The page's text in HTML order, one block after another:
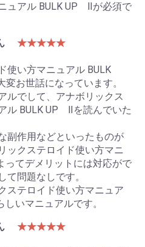
ュアル BULK UP Ⅱが必須で
★★★★★
使い方マニュアル BULK
変お世話になっています。
ルでして、アナボリックス
ル BULK UP Ⅱを読んでいた
副作用などといったものが
ックステロイド使い方マニ
てデメリットには対応がで
て問題なしです。
ステロイド使い方マニュア
いマニュアルです。
★★★★★